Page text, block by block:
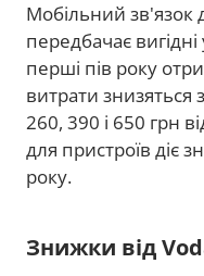
Мобільний зв'язок
передбачає
перші пів року
витрати знизяться
260, 390 і 650 грн
для пристроїв діє
року.
Знижки від